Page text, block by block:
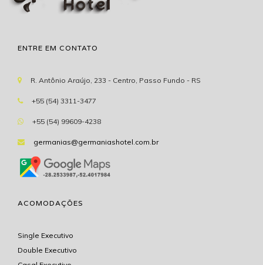
ENTRE EM CONTATO
R. Antônio Araújo, 233 - Centro, Passo Fundo - RS
+55 (54) 3311-3477
+55 (54) 99609-4238
germanias@germaniashotel.com.br
ACOMODAÇÕES
Single Executivo
Double Executivo